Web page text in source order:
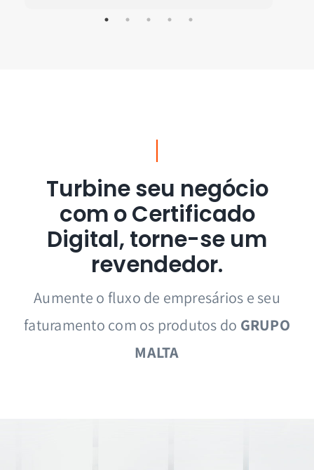
Turbine seu negócio
com o Certificado
Digital, torne-se um
revendedor.
Aumente o fluxo de empresários e seu
faturamento com os produtos do GRUPO
MALTA